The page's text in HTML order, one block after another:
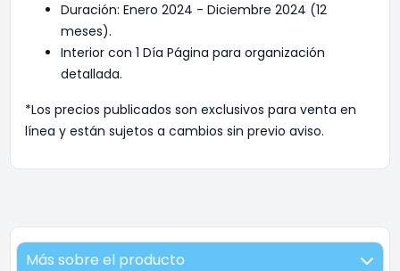
Duración: Enero 2024 - Diciembre 2024 (12
meses).
Interior con 1 Día Página para organización
detallada.
*Los precios publicados son exclusivos para venta en
línea y están sujetos a cambios sin previo aviso.
Más sobre el producto